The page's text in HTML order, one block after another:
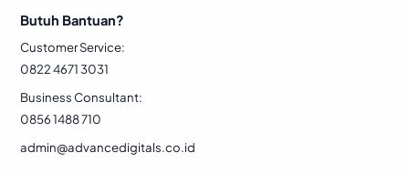
Butuh Bantuan?
Customer Service:
0822 4671 3031
Business Consultant:
0856 1488 710
admin@advancedigitals.co.id